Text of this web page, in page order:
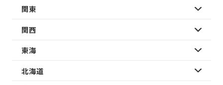
関東
関西
東海
北海道